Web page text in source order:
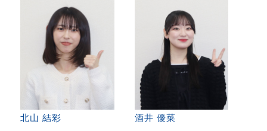
北山 結彩 酒井 優菜